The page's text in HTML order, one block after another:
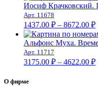
Иосиф Крачковский.
Арт. 11678
1437.00 ₽ – 8672.00 ₽
Альфонс Муха.
Арт. 11717
3175.00 ₽ – 4622.00 ₽
О фирме